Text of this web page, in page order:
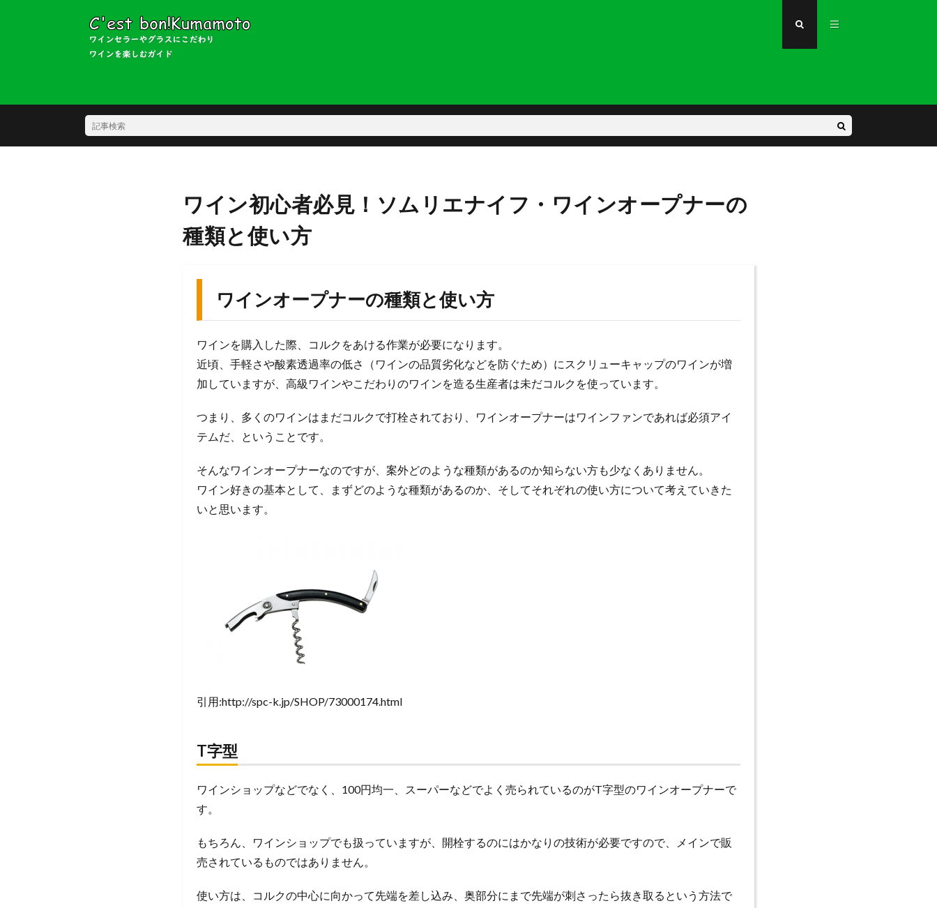
ワイン初心者必見！ソムリエナイフ・ワインオープナーの
種類と使い方
ワインオープナーの種類と使い方
ワインを購入した際、コルクをあける作業が必要になります。
近頃、手軽さや酸素透過率の低さ（ワインの品質劣化などを防ぐため）にスクリューキャップのワインが増
加していますが、高級ワインやこだわりのワインを造る生産者は未だコルクを使っています。
つまり、多くのワインはまだコルクで打栓されており、ワインオープナーはワインファンであれば必須アイ
テムだ、ということです。
そんなワインオープナーなのですが、案外どのような種類があるのか知らない方も少なくありません。
ワイン好きの基本として、まずどのような種類があるのか、そしてそれぞれの使い方について考えていきた
いと思います。
引用:http://spc-k.jp/SHOP/73000174.html
T字型
ワインショップなどでなく、100円均一、スーパーなどでよく売られているのがT字型のワインオープナーで
す。
もちろん、ワインショップでも扱っていますが、開栓するのにはかなりの技術が必要ですので、メインで販
売されているものではありません。
使い方は、コルクの中心に向かって先端を差し込み、奥部分にまで先端が刺さったら抜き取るという方法で